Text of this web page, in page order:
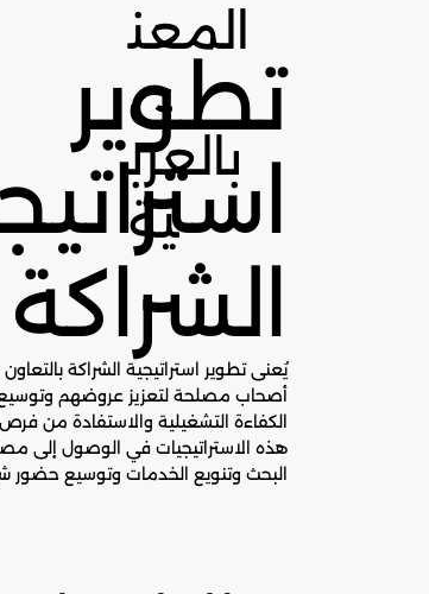
المعن
ى
بالعرب
ية
تطوير
الشراكة
يُعنى تطوير استراتيجية الشراكة
أصحاب مصلحة لتعزيز عروضهم
الكفاءة التشغيلية والاستفادة من
هذه الاستراتيجيات في الوصول إلى
البحث وتنويع الخدمات وتوسيع حضور